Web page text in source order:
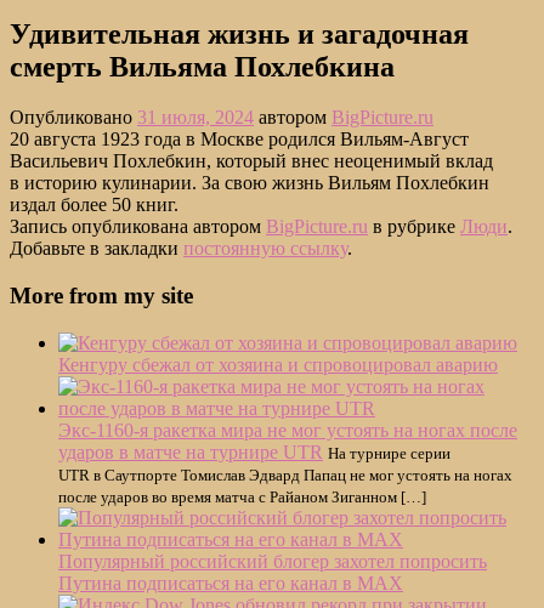
Удивительная жизнь и загадочная
смерть Вильяма Похлебкина
Опубликовано 31 июля, 2024 автором BigPicture.ru
20 августа 1923 года в Москве родился Вильям-Август
Васильевич Похлебкин, который внес неоценимый вклад
в историю кулинарии. За свою жизнь Вильям Похлебкин
издал более 50 книг.
Запись опубликована автором BigPicture.ru в рубрике Люди.
Добавьте в закладки постоянную ссылку.
More from my site
Кенгуру сбежал от хозяина и спровоцировал аварию
Экс-1160-я ракетка мира не мог устоять на ногах после
ударов в матче на турнире UTR На турнире серии
UTR в Саутпорте Томислав Эдвард Папац не мог устоять на ногах
после ударов во время матча с Райаном Зиганном […]
Популярный российский блогер захотел попросить
Путина подписаться на его канал в MAX